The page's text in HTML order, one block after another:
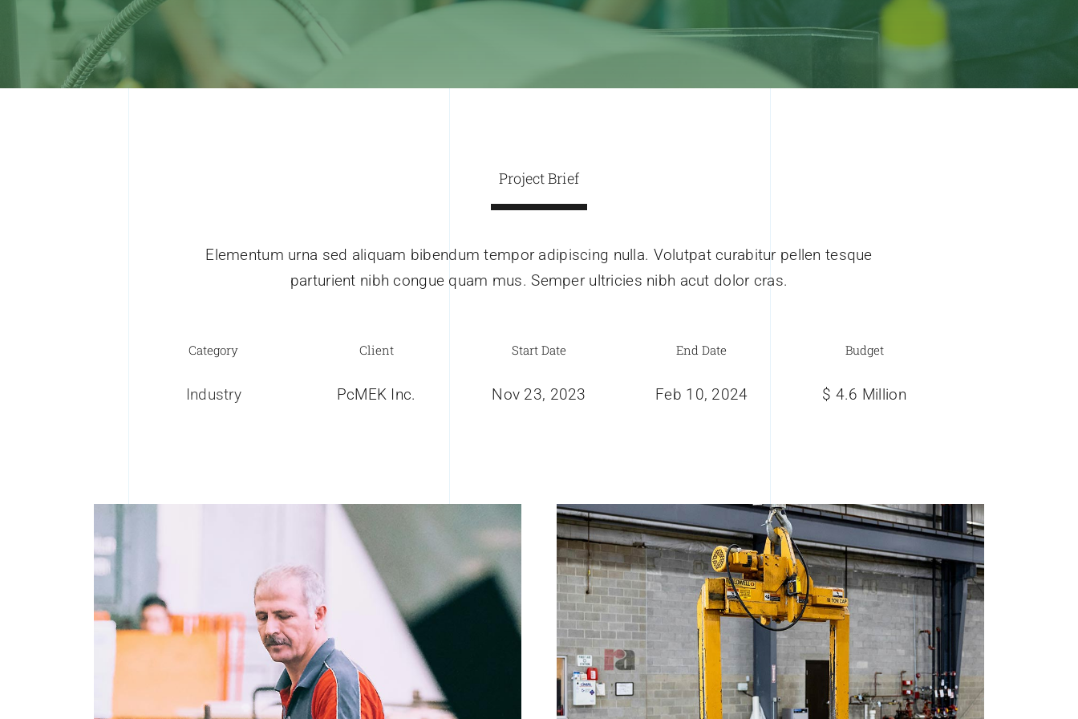
Project Brief
Elementum urna sed aliquam bibendum tempor adipiscing nulla. Volutpat curabitur pellen tesque
parturient nibh congue quam mus. Semper ultricies nibh acut dolor cras.
Category
Industry
Client
PcMEK Inc.
Start Date
Nov 23, 2023
End Date
Feb 10, 2024
Budget
$ 4.6 Million